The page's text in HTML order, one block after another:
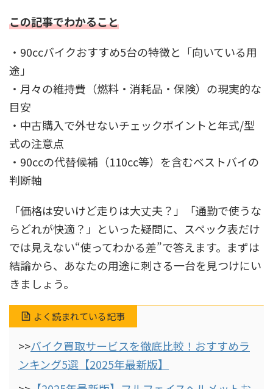
この記事でわかること
・90ccバイクおすすめ5台の特徴と「向いている用
途」
・月々の維持費（燃料・消耗品・保険）の現実的な
目安
・中古購入で外せないチェックポイントと年式/型
式の注意点
・90ccの代替候補（110cc等）を含むベストバイの
判断軸
「価格は安いけど走りは大丈夫？」「通勤で使うな
らどれが快適？」といった疑問に、スペック表だけ
では見えない“使ってわかる差”で答えます。まずは
結論から、あなたの用途に刺さる一台を見つけにい
きましょう。
よく読まれている記事
>>バイク買取サービスを徹底比較！おすすめラ
ンキング5選【2025年最新版】